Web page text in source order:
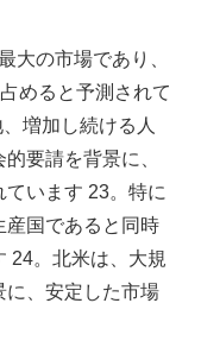
大の市場であり、
めると予測されて
増加し続ける人
要請を背景に、
います 23。特に
産国であると同時
24。北米は、大規
に、安定した市場